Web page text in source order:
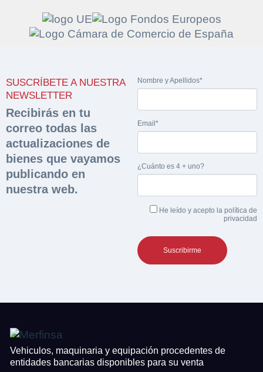
SUSCRÍBETE A NUESTRA
NEWSLETTER
Recibirás en tu
correo todas las
actualizaciones de
bienes que vayamos
publicando en
nuestra web.
Nombre y Apellidos*
Email*
¿Cuánto es 4 + uno?
He leído y acepto la política de
privacidad
Vehiculos, maquinaria y equipación procedentes de
entidades bancarias disponibles para su venta
documentación
sobre la peritación
Rellene este formulario y recibirá en su email el
enlace para descargar la documentación
Nombre y Apellidos*
Email*
Razón social* CIF/DNI Ofertante*
Teléfono* Email*
Nombre y Apellidos*
Sobre Merfinsa
Venta de bienes muebles